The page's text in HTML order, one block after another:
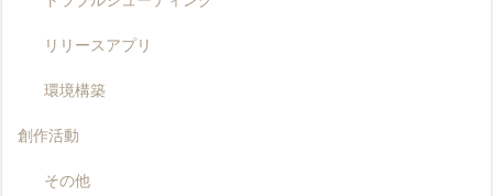
リリースアプリ
環境構築
創作活動
その他